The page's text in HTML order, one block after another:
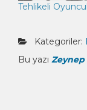
Tehlikeli
Kategoriler:
Bu yazı Zeynep